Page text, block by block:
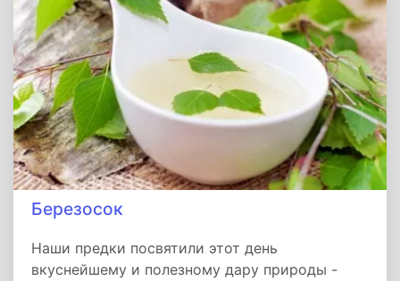
деяния были далеки от праведности
(разбойники Иакисхол, Маммий, Марсалий,
Фавстиан). Общее для них — невероятная
сила веры и мужество перед лицом смерти.
Быть тезоименитым такому святому — значит
принять от него пример величайшей
стойкости духа и напоминание о том, что
путь к праведности открыт для каждого,
независимо от прошлого.
Березосок
Наши предки посвятили этот день
вкуснейшему и полезному дару природы -